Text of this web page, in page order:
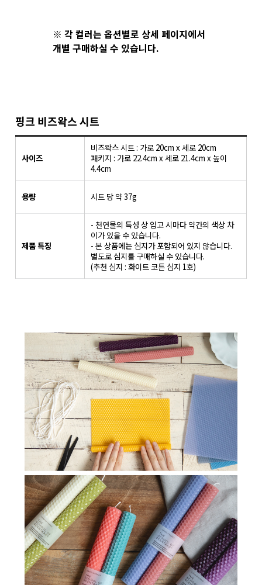
※ 각 컬러는 옵션별로 상세 페이지에서
개별 구매하실 수 있습니다.
핑크 비즈왁스 시트
사이즈
비즈왁스 시트 : 가로 20cm x 세로 20cm
패키지 : 가로 22.4cm x 세로 21.4cm x 높이
4.4cm
용량 시트 당 약 37g
제품 특징
- 천연물의 특성 상 입고 시마다 약간의 색상 차
이가 있을 수 있습니다.
- 본 상품에는 심지가 포함되어 있지 않습니다.
별도로 심지를 구매하실 수 있습니다.
(추천 심지 : 화이트 코튼 심지 1호)